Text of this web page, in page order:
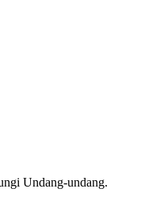
Undang-undang.